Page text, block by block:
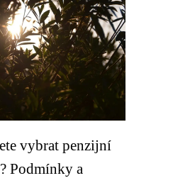
vybrat penzijní
Podmínky a